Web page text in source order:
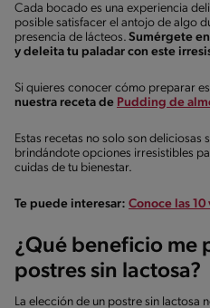
Cada bocado es una experiencia
posible satisfacer el antojo de algo
presencia de lácteos. Sumérgete
y deleita tu paladar con este
Si quieres conocer cómo preparar
nuestra receta de Pudding de
Estas recetas no solo son deliciosas
brindándote opciones irresistibles
cuidas de tu bienestar.
Te puede interesar: Conoce las
¿Qué beneficio me
postres sin lactosa?
La elección de un postre sin lactosa